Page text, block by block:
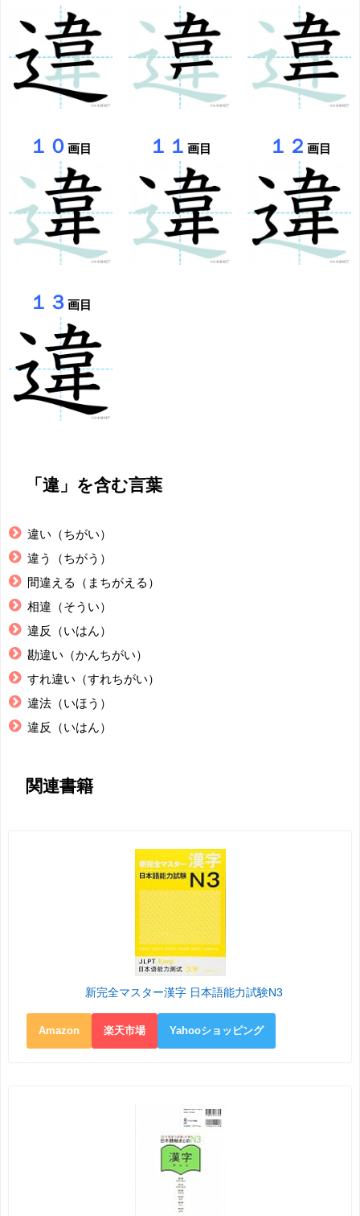
１０画目 １１ 画目 １２ 画目
１３画目
「違」を含む言葉
違い（ちがい）
違う（ちがう）
間違える（まちがえる）
相違（そうい）
違反（いはん）
勘違い（かんちがい）
すれ違い（すれちがい）
違法（いほう）
違反（いはん）
関連書籍
新完全マスター漢字 日本語能力試験N3
Amazon 楽天市場 Yahooショッピング